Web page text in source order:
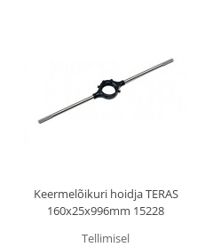
Keermelõikuri hoidja TERAS
160x25x996mm 15228
Tellimisel